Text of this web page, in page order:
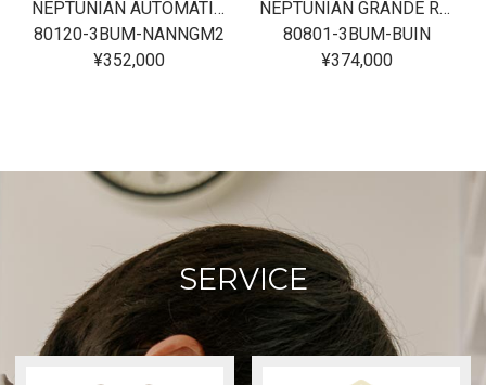
NEPTUNIAN AUTOMATIC JAPAN LIMITED EDITION
80120-3BUM-NANNGM2
¥352,000
NEPTUNIAN GRANDE RESERVE DATE AUTOMATIC
80801-3BUM-BUIN
¥374,000
SERVICE